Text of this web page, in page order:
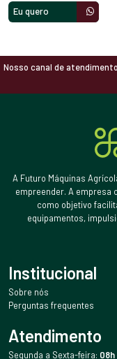
Eu quero
Nosso canal de
A Futuro Máquinas Agrícolas nasceu da vontade dos seus fundadores de
empreender. A empresa
como objetivo
equipamentos,
Institucional
Sobre nós
Perguntas frequentes
Atendimento
Segunda a Sexta-feira: 08h